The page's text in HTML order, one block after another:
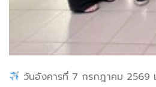
วันอังคารที่ 7 กรกฎาคม 2569